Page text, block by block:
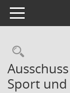
Toggle navigation
Sport und